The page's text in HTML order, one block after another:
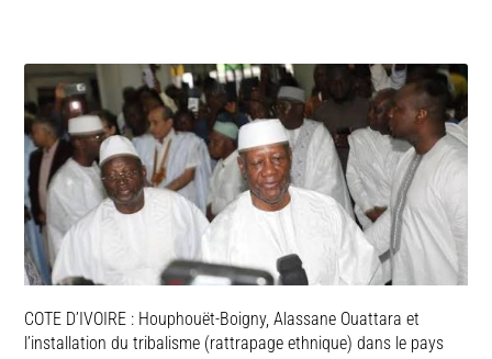
COTE D’IVOIRE : Houphouët-Boigny, Alassane Ouattara et
l’installation du tribalisme (rattrapage ethnique) dans le pays